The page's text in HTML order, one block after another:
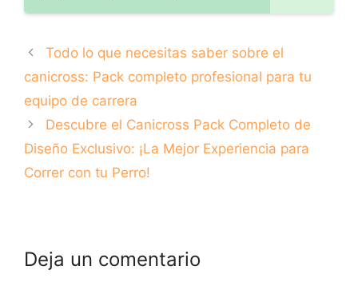
Todo lo que necesitas saber sobre el
canicross: Pack completo profesional para tu
equipo de carrera
Descubre el Canicross Pack Completo de
Diseño Exclusivo: ¡La Mejor Experiencia para
Correr con tu Perro!
Deja un comentario